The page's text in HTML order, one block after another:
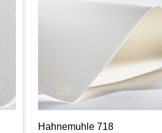
Hahnemuhle 718